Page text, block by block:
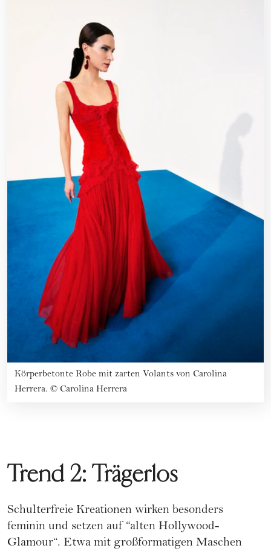
Körperbetonte Robe mit zarten Volants von Carolina
Herrera. © Carolina Herrera
Trend 2: Trägerlos
Schulterfreie Kreationen wirken besonders
feminin und setzen auf “alten Hollywood-
Glamour“. Etwa mit großformatigen Maschen